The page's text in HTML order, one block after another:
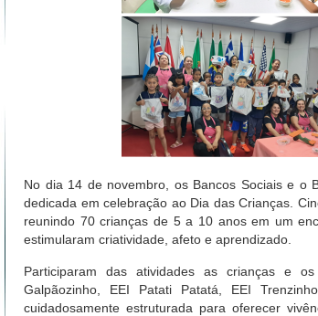
No dia 14 de novembro, os Bancos Sociais e o
dedicada em celebração ao Dia das Crianças.
reunindo 70 crianças de 5 a 10 anos em um
estimularam criatividade, afeto e aprendizado.
Participaram das atividades as crianças e
Galpãozinho, EEI Patati Patatá, EEI
cuidadosamente estruturada para oferecer